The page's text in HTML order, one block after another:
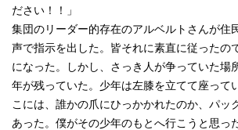
ださい！！」
集団のリーダー的存在のアルベルトさんが住
声で指示を出した。皆それに素直に従ったの
になった。しかし、さっき人が争っていた場
年が残っていた。少年は左膝を立てて座って
こには、誰かの爪にひっかかれたのか、パッ
あった。僕がその少年のもとへ行こうと思っ